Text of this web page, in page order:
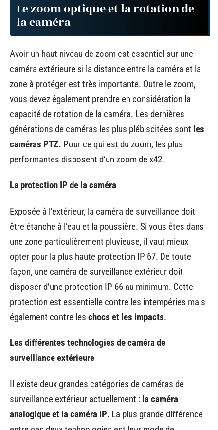
Le zoom optique et la rotation de
la caméra
Avoir un haut niveau de zoom est essentiel sur une
caméra extérieure si la distance entre la caméra et la
zone à protéger est très importante. Outre le zoom,
vous devez également prendre en considération la
capacité de rotation de la caméra. Les dernières
générations de caméras les plus plébiscitées sont les
caméras PTZ. Pour ce qui est du zoom, les plus
performantes disposent d’un zoom de x42.
La protection IP de la caméra
Exposée à l’extérieur, la caméra de surveillance doit
être étanche à l’eau et la poussière. Si vous êtes dans
une zone particulièrement pluvieuse, il vaut mieux
opter pour la plus haute protection IP 67. De toute
façon, une caméra de surveillance extérieur doit
disposer d’une protection IP 66 au minimum. Cette
protection est essentielle contre les intempéries mais
également contre les chocs et les impacts.
Les différentes technologies de caméra de
surveillance extérieure
Il existe deux grandes catégories de caméras de
surveillance extérieur actuellement : la caméra
analogique et la caméra IP. La plus grande différence